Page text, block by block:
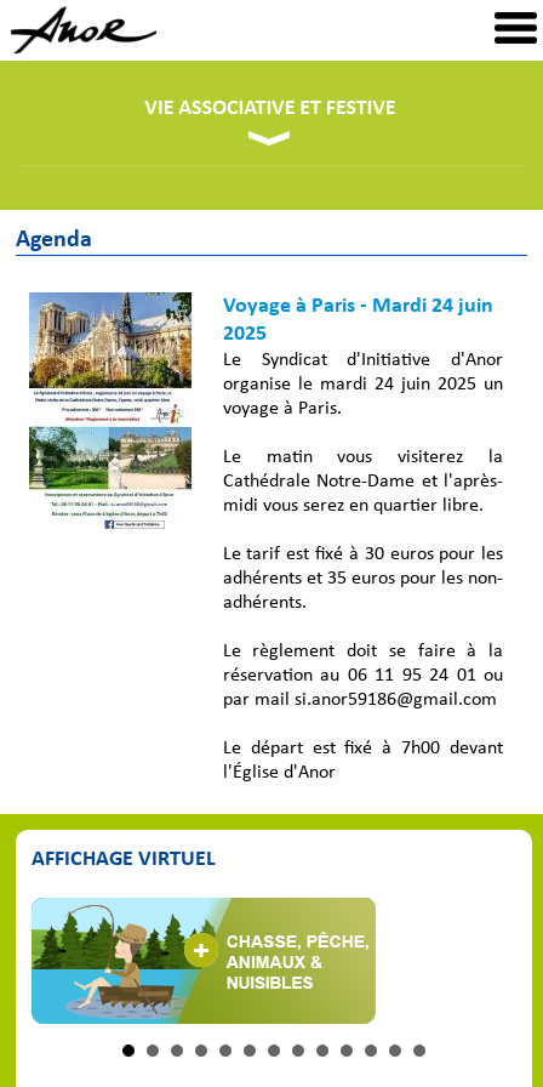
Agenda
Voyage à Paris - Mardi 24 juin
2025
Le Syndicat d'Initiative d'Anor
organise le mardi 24 juin 2025 un
voyage à Paris.
Le matin vous visiterez la
Cathédrale Notre-Dame et l'après-
midi vous serez en quartier libre.
Le tarif est fixé à 30 euros pour les
adhérents et 35 euros pour les non-
adhérents.
Le règlement doit se faire à la
réservation au 06 11 95 24 01 ou
par mail si.anor59186@gmail.com
Le départ est fixé à 7h00 devant
l'Église d'Anor
AFFICHAGE VIRTUEL